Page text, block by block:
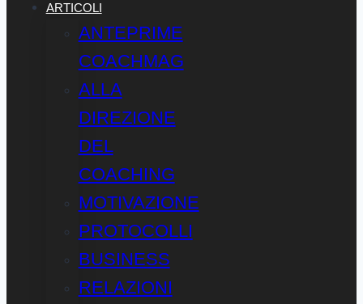
ARTICOLI
ANTEPRIME
COACHMAG
ALLA
DIREZIONE
DEL
COACHING
MOTIVAZIONE
PROTOCOLLI
BUSINESS
RELAZIONI